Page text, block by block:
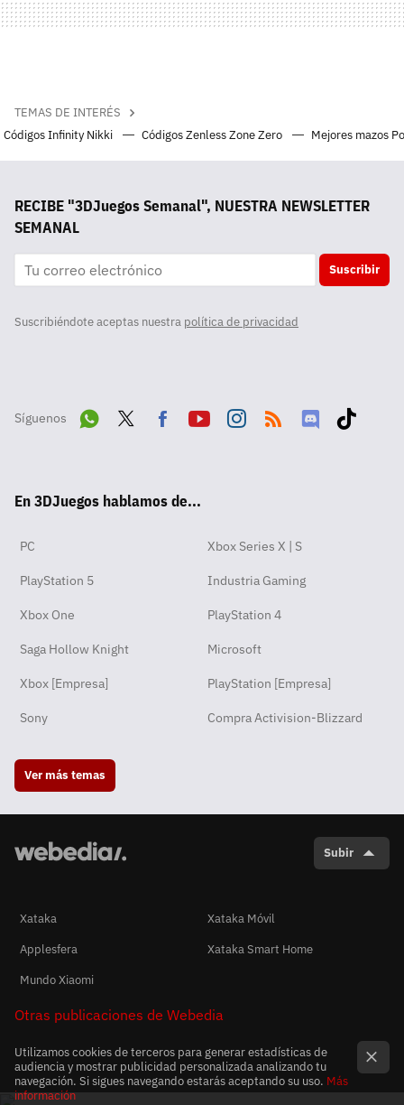
TEMAS DE INTERÉS
Códigos Infinity Nikki
Códigos Zenless Zone Zero Mejores mazos
RECIBE "3DJuegos Semanal", NUESTRA NEWSLETTER
SEMANAL
Suscribir
Suscribiéndote aceptas nuestra política de privacidad
Síguenos
pp
ok
En 3DJuegos hablamos de...
PC Xbox Series X | S
PlayStation 5 Industria Gaming
Xbox One PlayStation 4
Saga Hollow Knight Microsoft
Xbox [Empresa] PlayStation [Empresa]
Sony Compra Activision-Blizzard
Ver más temas
Subir
Xataka
Xataka Móvil
Applesfera
Xataka Smart Home
Mundo Xiaomi
Otras publicaciones de Webedia
Utilizamos cookies de terceros para generar estadísticas de
audiencia y mostrar publicidad personalizada analizando tu
navegación. Si sigues navegando estarás aceptando su uso. Más
información